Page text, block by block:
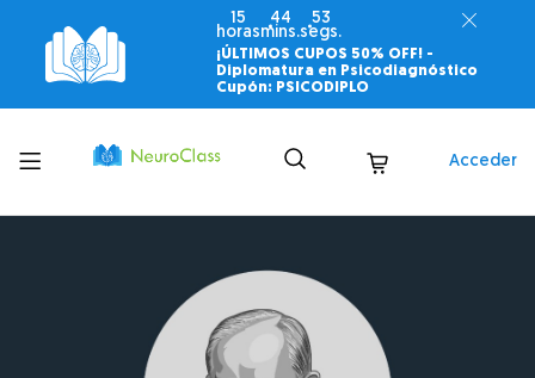
15
horas
44
mins.
52
segs.
¡ÚLTIMOS CUPOS 50% OFF! -
Diplomatura en Psicodiagnóstico
Cupón: PSICODIPLO
Toggle
menu
Acceder